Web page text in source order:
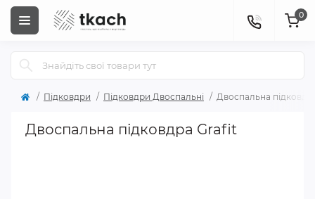
0
Підковдри Підковдри Двоспальні Двоспальна
Двоспальна підковдра Grafit